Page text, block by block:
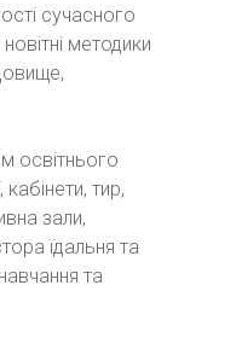
сучасного
методики
освітнього
тир,
зали,
їдальня та
та